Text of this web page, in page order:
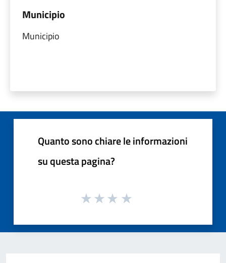
Municipio
Municipio
Quanto sono chiare le informazioni
su questa pagina?